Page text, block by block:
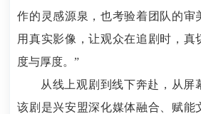
作的灵感源泉，也考验着团队的审
用真实影像，让观众在追剧时，真
度与厚度。”
从线上观剧到线下奔赴，从屏
该剧是兴安盟深化媒体融合、赋能